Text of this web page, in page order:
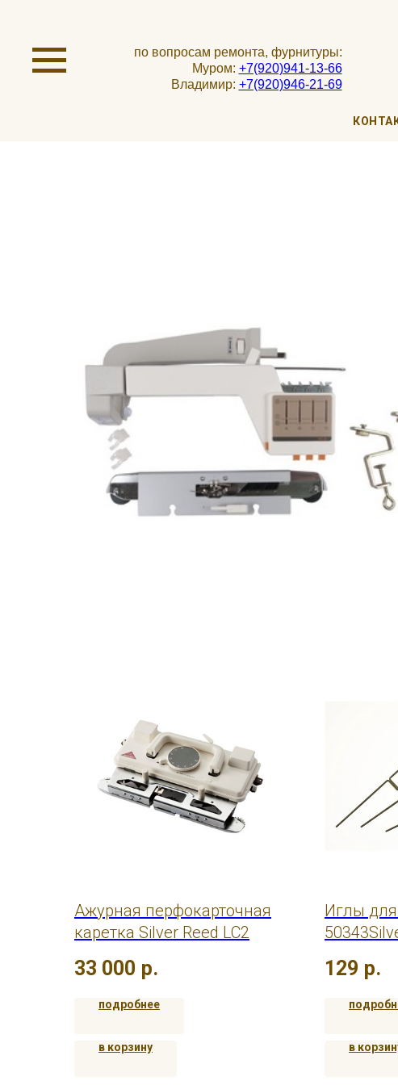
по вопросам ремонта, фурнитуры:
Муром: +7(920)941-13-66
Владимир: +7(920)946-21-69
Ажурная перфокарточная
каретка Silver Reed LC2
33 000 р.
подробнее
в корзину
Иглы
129 р.
в